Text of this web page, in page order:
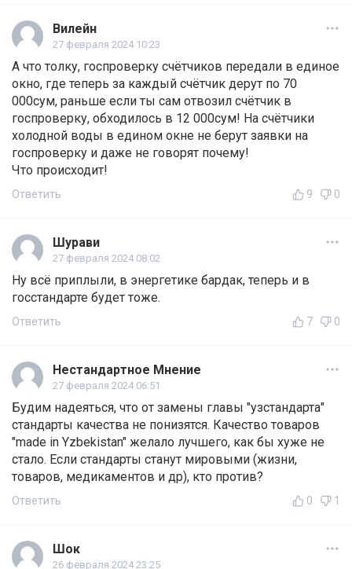
Вилейн
27 февраля 2024 10:23
А что толку, госпроверку счётчиков передали в единое
окно, где теперь за каждый счётчик дерут по 70
000сум, раньше если ты сам отвозил счётчик в
госпроверку, обходилось в 12 000сум! На счётчики
холодной воды в едином окне не берут заявки на
госпроверку и даже не говорят почему!
Что происходит!
Ответить 9 0
Шурави
27 февраля 2024 08:02
Ну всё приплыли, в энергетике бардак, теперь и в
госстандарте будет тоже.
Ответить 7 0
Нестандартное Мнение
27 февраля 2024 06:51
Будим надеяться, что от замены главы "узстандарта"
стандарты качества не понизятся. Качество товаров
"made in Yzbekistan" желало лучшего, как бы хуже не
стало. Если стандарты станут мировыми (жизни,
товаров, медикаментов и др), кто против?
Ответить 0 1
Шок
26 февраля 2024 23:25